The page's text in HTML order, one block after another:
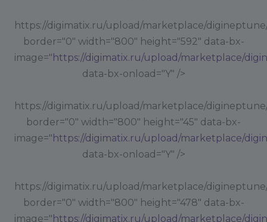
https://digimatix.ru/upload/marketplace/
border="0" width="800" height="592" data-bx-
image=" https://digimatix.ru/upload/marketplace/
data-bx-onload="Y" />
https://digimatix.ru/upload/marketplace/
border="0" width="800" height="45" data-bx-
image=" https://digimatix.ru/upload/marketplace/
data-bx-onload="Y" />
https://digimatix.ru/upload/marketplace/
border="0" width="800" height="478" data-bx-
image=" https://digimatix.ru/upload/marketplace/